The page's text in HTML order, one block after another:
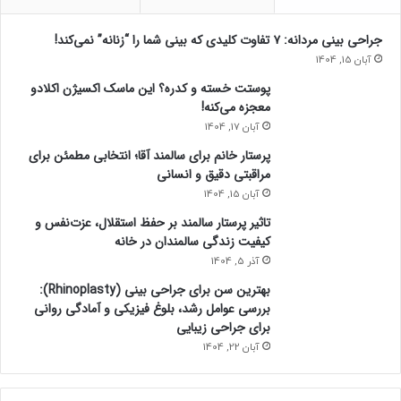
سهمیه تأثیر می‌گذارد و نه در قیمت یارانه‌ای تغییری ایجاد
می‌کند.
وزیر نفت: عرضه بنزین سوپر وارداتی بدون ایجاد محدودیت انجام
در آخرین اظهار نظر، محسن پاکنژاد وزیر نفت با تاکید بر اینکه
کار دولت نیست، گفت: عرضه بنزین وارداتی فقط برای پوشش
مقطعی نیاز بازار و توسط بخش خصوصی انجام می‌شود و سهمیه
وی در حاشیه جلسه هیات دولت در جمع خبرنگاران درباره
سیاست‌های جدید تامین سوخت کشور اعلام کرد: در زمینه فروش
و توزیع سوخت، در حال حاضر هیچ مشکل یا دغدغه‌ای وجود ندارد.
برای شرایط مختلف، تمهیدات لازم پیش‌بینی شده و اگر زمانی
جراحی بینی مردانه: ۷ تفاوت کلیدی که بینی شما را “زنانه” نمی‌کند!
آبان 15, 1404
پوستت خسته و کدره؟ این ماسک اکسیژن اکلادو
معجزه می‌کنه!
آبان 17, 1404
پرستار خانم برای سالمند آقا؛ انتخابی مطمئن برای
مراقبتی دقیق و انسانی
آبان 15, 1404
تاثیر پرستار سالمند بر حفظ استقلال، عزت‌نفس و
کیفیت زندگی سالمندان در خانه
آذر 5, 1404
بهترین سن برای جراحی بینی (Rhinoplasty):
بررسی عوامل رشد، بلوغ فیزیکی و آمادگی روانی
برای جراحی زیبایی
آبان 22, 1404